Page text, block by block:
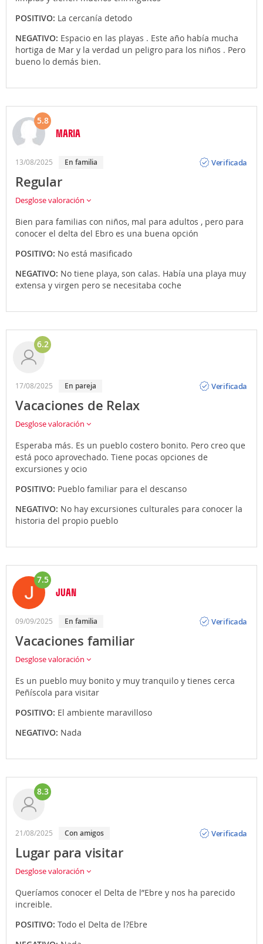
POSITIVO: La cercanía detodo
NEGATIVO: Espacio en las playas . Este año había mucha
hortiga de Mar y la verdad un peligro para los niños . Pero
bueno lo demás bien.
5.8
MARIA
13/08/2025 en familia
Verificada
Regular
Desglose valoración
Bien para familias con niños, mal para adultos , pero para
conocer el delta del Ebro es una buena opción
POSITIVO: No está masificado
NEGATIVO: No tiene playa, son calas. Había una playa muy
extensa y virgen pero se necesitaba coche
6.2
17/08/2025 en pareja
Verificada
Vacaciones de Relax
Desglose valoración
Esperaba más. Es un pueblo costero bonito. Pero creo que
está poco aprovechado. Tiene pocas opciones de
excursiones y ocio
POSITIVO: Pueblo familiar para el descanso
NEGATIVO: No hay excursiones culturales para conocer la
historia del propio pueblo
7.5
JUAN
09/09/2025 en familia
Verificada
Vacaciones familiar
Desglose valoración
Es un pueblo muy bonito y muy tranquilo y tienes cerca
Peñíscola para visitar
POSITIVO: El ambiente maravilloso
NEGATIVO: Nada
8.3
21/08/2025 con amigos
Verificada
Lugar para visitar
Desglose valoración
Queríamos conocer el Delta de l”Ebre y nos ha parecido
increible.
POSITIVO: Todo el Delta de l?Ebre